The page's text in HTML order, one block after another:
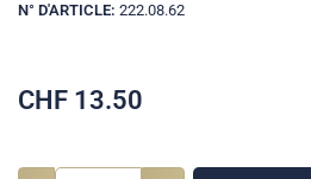
N° D'ARTICLE: 222.08.62
CHF 13.50